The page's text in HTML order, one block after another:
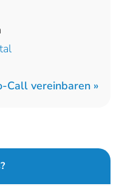
Call vereinbaren »